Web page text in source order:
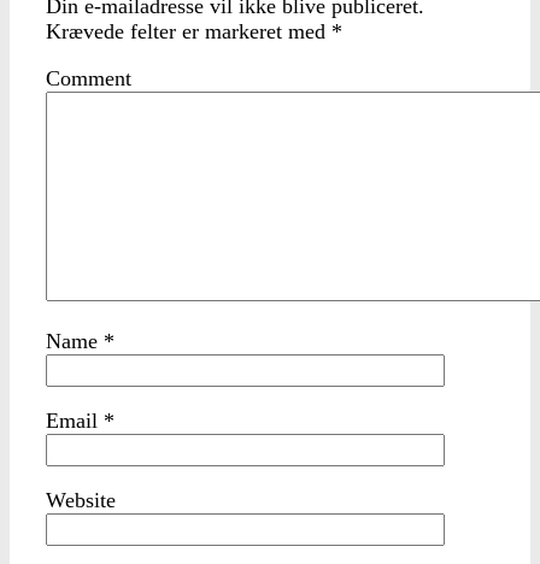
Din e-mailadresse vil ikke blive publiceret.
Krævede felter er markeret med *
Comment
Name *
Email *
Website